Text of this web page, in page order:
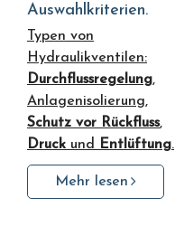
Auswahlkriterien.
Typen von
Hydraulikventilen:
Durchflussregelung,
Anlagenisolierung,
Schutz vor Rückfluss,
Druck und Entlüftung.
Mehr lesen